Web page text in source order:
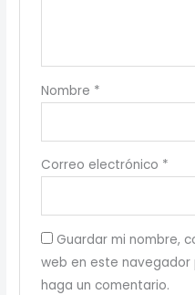
Nombre *
Correo electrónico *
Guardar mi nombre,
web en este navegador
haga un comentario.